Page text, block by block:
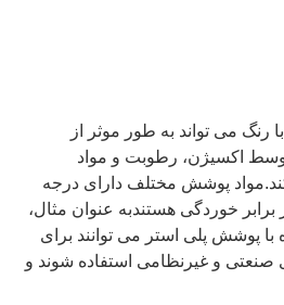
می تواند به طور موثر از
اکسیژن، رطوبت و مواد
پوشش مختلف دارای درجه
خوردگی هستندبه عنوان مثال،
پوشش پلی استر می توانند برای
و غیرنظامی استفاده شوند و